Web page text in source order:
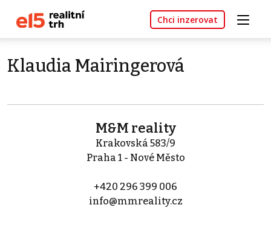
Chci inzerovat
Klaudia Mairingerová
M&M reality
Krakovská 583/9
Praha 1 - Nové Město
+420 296 399 006
info@mmreality.cz